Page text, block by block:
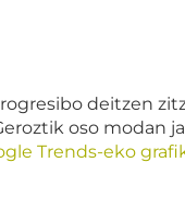
deitzen
oso modan
Trends-eko